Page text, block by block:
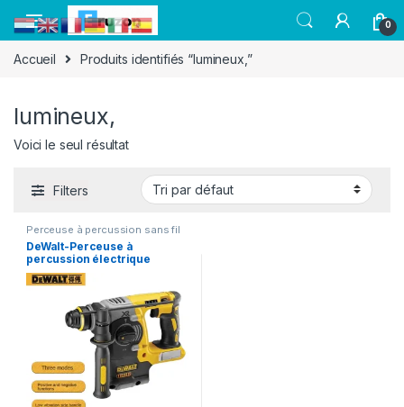
0
Accueil Produits identifiés “lumineux,”
lumineux,
Voici le seul résultat
Filters
Perceuse à percussion sans fil
DeWalt-Perceuse à
percussion électrique
multifonctionnelle 3 en 1,
20V, Dch273